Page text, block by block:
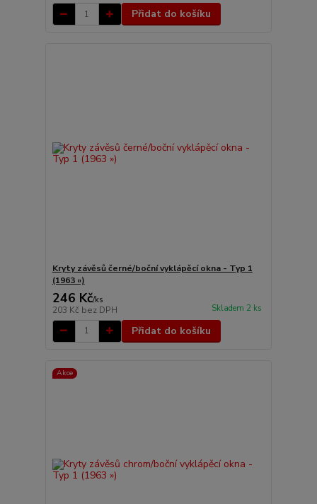
Přidat do košíku
Kryty závěsů černé/boční vyklápěcí okna - Typ 1
(1963 »)
246 Kč/ks
203 Kč bez DPH Skladem 2 ks
Přidat do košíku
Akce